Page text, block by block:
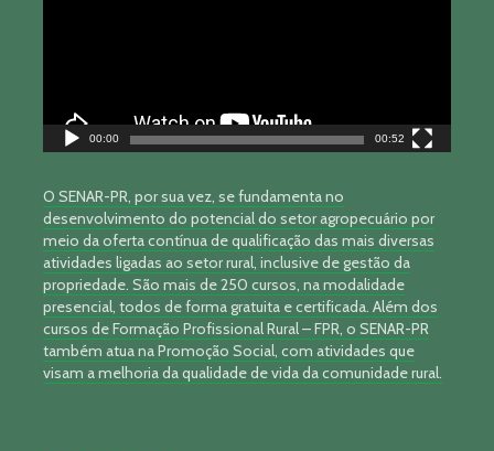
00:00 00:52
O SENAR-PR, por sua vez, se fundamenta no
desenvolvimento do potencial do setor agropecuário por
meio da oferta contínua de qualificação das mais diversas
atividades ligadas ao setor rural, inclusive de gestão da
propriedade. São mais de 250 cursos, na modalidade
presencial, todos de forma gratuita e certificada. Além dos
cursos de Formação Profissional Rural – FPR, o SENAR-PR
também atua na Promoção Social, com atividades que
visam a melhoria da qualidade de vida da comunidade rural.